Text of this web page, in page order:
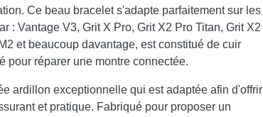
Ce beau bracelet s'adapte parfaitement sur les
: Vantage V3, Grit X Pro, Grit X2 Pro Titan, Grit X2
et beaucoup davantage, est constitué de cuir
pour réparer une montre connectée.
ardillon exceptionnelle qui est adaptée afin d'offrir
et pratique. Fabriqué pour proposer un